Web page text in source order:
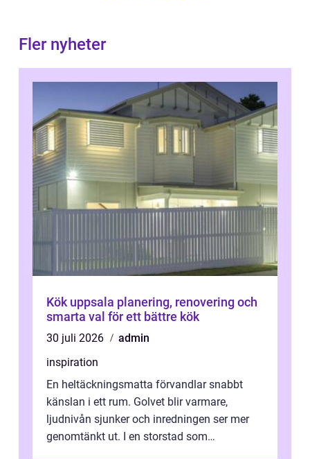
Fler nyheter
Kök uppsala planering, renovering och
smarta val för ett bättre kök
30 juli 2026
admin
inspiration
En heltäckningsmatta förvandlar snabbt
känslan i ett rum. Golvet blir varmare,
ljudnivån sjunker och inredningen ser mer
genomtänkt ut. I en storstad som